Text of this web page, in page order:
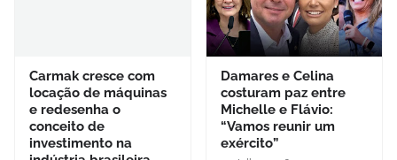
Carmak cresce com
locação de máquinas
e redesenha o
conceito de
investimento na
Damares e Celina
costuram paz entre
Michelle e Flávio:
“Vamos reunir um
exército”